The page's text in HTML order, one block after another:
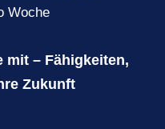
Woche
mit – Fähigkeiten,
Zukunft